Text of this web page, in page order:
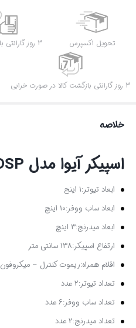
تحویل اکسپرس 3 روز گارانتی بازگشت وجه
3 روز گارانتی بازگشت کالا در صورت خرابی
خلاصه
اسپیکر آیوا مدل X2102 DSP پرو
ابعاد تیوتر:1 اینج
ابعاد ساب ووفر:10 اینچ
ابعاد میدرنج:3 اینچ
ارتفاع اسپیکر:138 سانتی متر
اقلام همراه:ریموت کنترل – میکروفون
تعداد تیوتر:2 عدد
تعداد ساب ووفر:6 عدد
تعداد میدرنج:2 عدد